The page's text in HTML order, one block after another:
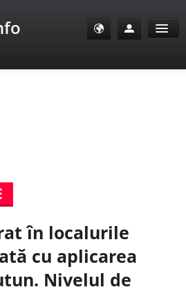
în localurile
cu aplicarea
Nivelul de